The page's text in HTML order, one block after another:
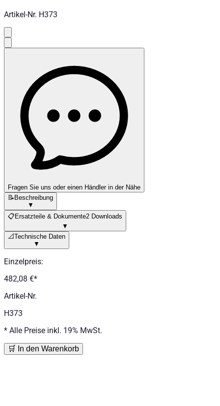
Artikel-Nr. H373
Fragen Sie uns oder einen Händler in der Nähe
📝Beschreibung
▼
📋Ersatzteile & Dokumente2 Downloads
▼
📐Technische Daten
▼
Einzelpreis:
482,08 €*
Artikel-Nr.
H373
* Alle Preise inkl. 19% MwSt.
🛒 In den Warenkorb